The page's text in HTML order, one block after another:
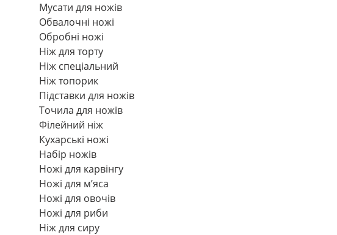
Мусати для ножів
Обвалочні ножі
Обробні ножі
Ніж для торту
Ніж спеціальний
Ніж топорик
Підставки для ножів
Точила для ножів
Філейний ніж
Кухарські ножі
Набір ножів
Ножі для карвінгу
Ножі для м’яса
Ножі для овочів
Ножі для риби
Ніж для сиру